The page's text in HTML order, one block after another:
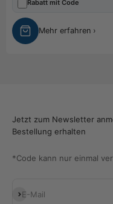
Rabatt mit Code
Mehr erfahren ›
Jetzt zum Newsletter
Bestellung erhalten
*Code kann nur einmal
E-Mail
Abonnieren